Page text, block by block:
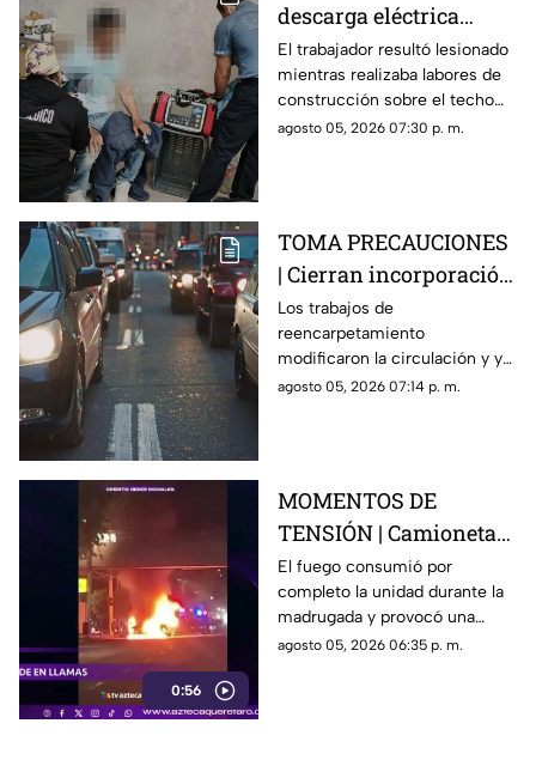
descarga eléctrica
mientras trabajaba en
una azotea de San José
Buenavista
El trabajador resultó lesionado
mientras realizaba labores de
construcción sobre el techo
de una vivienda y tuvo que
agosto 05, 2026 07:30 p. m.
TOMA PRECAUCIONES
| Cierran incorporación
hacia la carretera 57;
esta es la zona afectada
Los trabajos de
reencarpetamiento
modificaron la circulación y ya
generan carga vehicular en el
agosto 05, 2026 07:14 p. m.
0:56
MOMENTOS DE
TENSIÓN | Camioneta
termina calcinada
sobre avenida
Constituyentes; así se
vivió el momento
El fuego consumió por
completo la unidad durante la
madrugada y provocó una
intensa movilización en una de
agosto 05, 2026 06:35 p. m.